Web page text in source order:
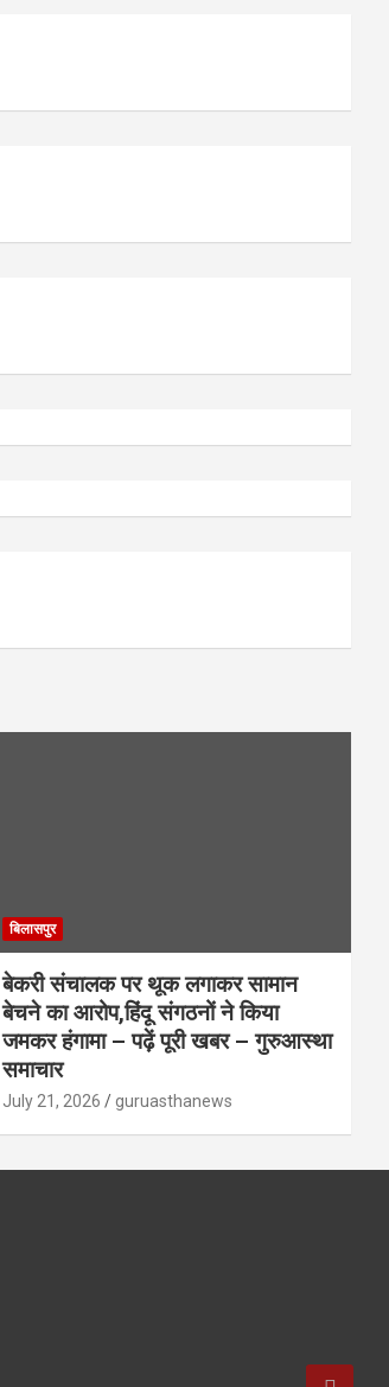
बिलासपुर
बेकरी संचालक पर थूक लगाकर सामान
बेचने का आरोप,हिंदू संगठनों ने किया
जमकर हंगामा – पढ़ें पूरी खबर – गुरुआस्था
समाचार
July 21, 2026 guruasthanews